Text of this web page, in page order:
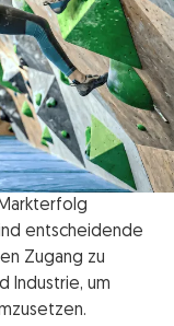
entscheidende
Zugang zu
Industrie, um